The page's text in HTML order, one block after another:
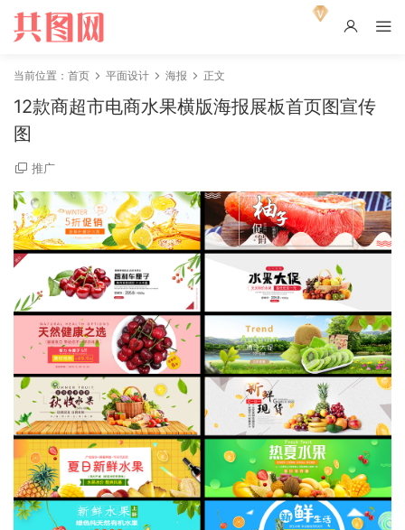
当前位置： 首页 平面设计 海报 正文
12款商超市电商水果横版海报展板首页图宣传
图
推广